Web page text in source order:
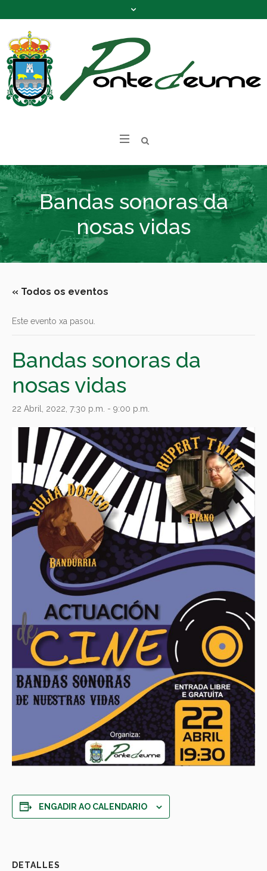
Bandas sonoras da
nosas vidas
« Todos os eventos
Este evento xa pasou.
Bandas sonoras da
nosas vidas
22 Abril, 2022, 7:30 p.m. - 9:00 p.m.
ENGADIR AO CALENDARIO
DETALLES